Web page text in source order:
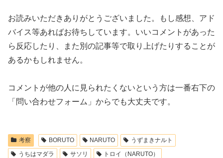
お読みいただきありがとうございました。もし感想、アド
バイス等あればお待ちしています。いいコメントがあった
ら反応したり、また別の記事等で取り上げたりすることが
あるかもしれません。
コメントが他の人に見られたくないという方は一番右下の
「問い合わせフォーム」からでも大丈夫です。
考察 BORUTO NARUTO
うずまきナルト
うちはマダラ
サソリ トロイ（NARUTO）